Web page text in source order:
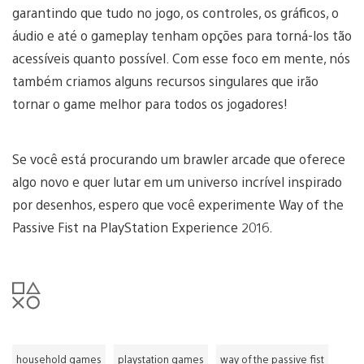
garantindo que tudo no jogo, os controles, os gráficos, o
áudio e até o gameplay tenham opções para torná-los tão
acessíveis quanto possível. Com esse foco em mente, nós
também criamos alguns recursos singulares que irão
tornar o game melhor para todos os jogadores!
Se você está procurando um brawler arcade que oferece
algo novo e quer lutar em um universo incrível inspirado
por desenhos, espero que você experimente Way of the
Passive Fist na PlayStation Experience 2016.
household games playstation games way of the passive fist